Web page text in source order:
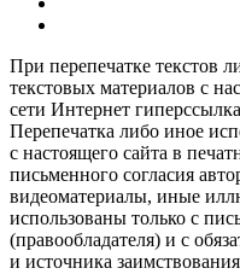
При перепечатке текстов
текстовых материалов с
сети Интернет
Перепечатка либо иное
с настоящего сайта в
письменного согласия
видеоматериалы, иные
использованы только с
(правообладателя) и с
и источника заимствования